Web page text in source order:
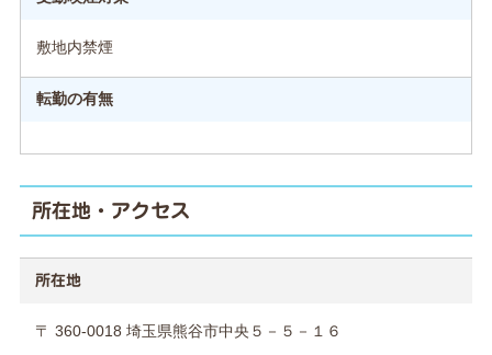
敷地内禁煙
転勤の有無
所在地・アクセス
所在地
〒 360-0018 埼玉県熊谷市中央５－５－１６